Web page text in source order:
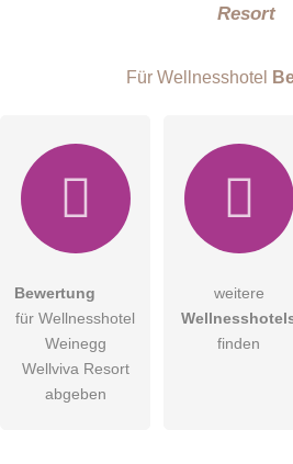
Resort
Für Wellnesshotel
Bewertung
für Wellnesshotel
Weinegg
Wellviva Resort
abgeben
weitere
finden